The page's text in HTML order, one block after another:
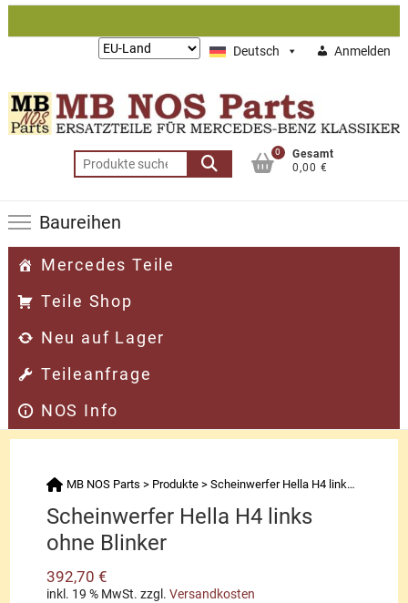
Zum
Deutsch Anmelden
Lieferung
Suchen
nach:
0
Gesamt
0,00 €
Baureihen
Mercedes Teile
Teile Shop
Neu auf Lager
Teileanfrage
NOS Info
MB NOS Parts > Produkte >Scheinwerfer Hella H4 links ohne Blinker
Scheinwerfer Hella H4 links
ohne Blinker
392,70€
inkl. 19 % MwSt. zzgl.Versandkosten